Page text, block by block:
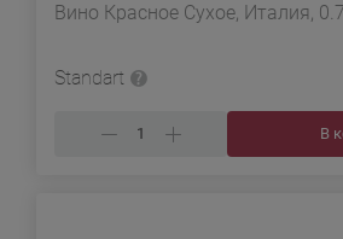
Вино Красное Сухое, Италия,
Standart
В